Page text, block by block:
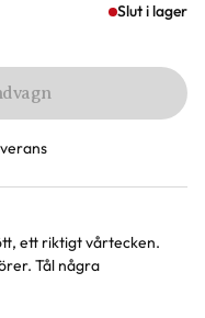
Slut i lager
ett riktigt vårtecken.
Tål några